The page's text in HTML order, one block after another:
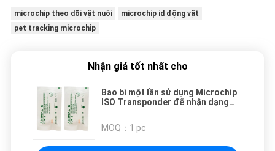
microchip theo dõi vật nuôi
microchip id động vật
pet tracking microchip
Nhận giá tốt nhất cho
Bao bì một lần sử dụng Microchip
ISO Transponder để nhận dạng
MOQ： 1 pc